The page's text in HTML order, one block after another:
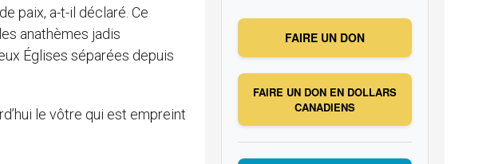
paix, a-t-il déclaré. Ce
anathèmes jadis
Églises séparées depuis
le vôtre qui est empreint
FAIRE UN DON
FAIRE UN DON EN DOLLARS
CANADIENS